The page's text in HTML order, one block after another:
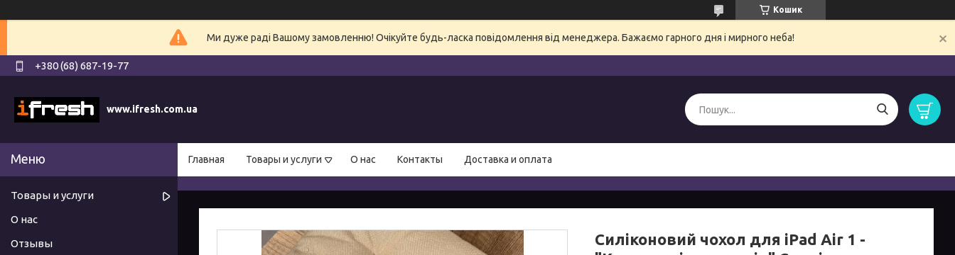
Кошик
Ми дуже раді Вашому замовленню! Очікуйте будь-ласка повідомлення від менеджера. Бажаємо гарного дня і мирного неба!
+380 (68) 687-19-77
www.ifresh.com.ua
Главная Товары и услуги О нас Контакты Доставка и оплата
Силіконовий чохол для iPad Air 1 -
Товары и услуги
О нас
Отзывы